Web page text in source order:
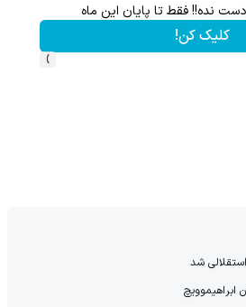
نده!! فقط تا پایان این ماه
کلیک کن!
›
شد
ابراهیموویچ